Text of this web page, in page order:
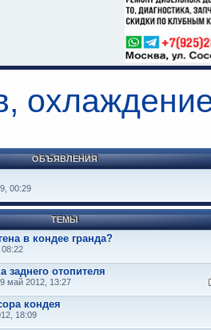
ОБЪЯВЛЕНИЯ
00:29
ТЕМЫ
в кондее гранда?
08:22
заднего отопителя
май 2012, 13:27
кондея
18:09